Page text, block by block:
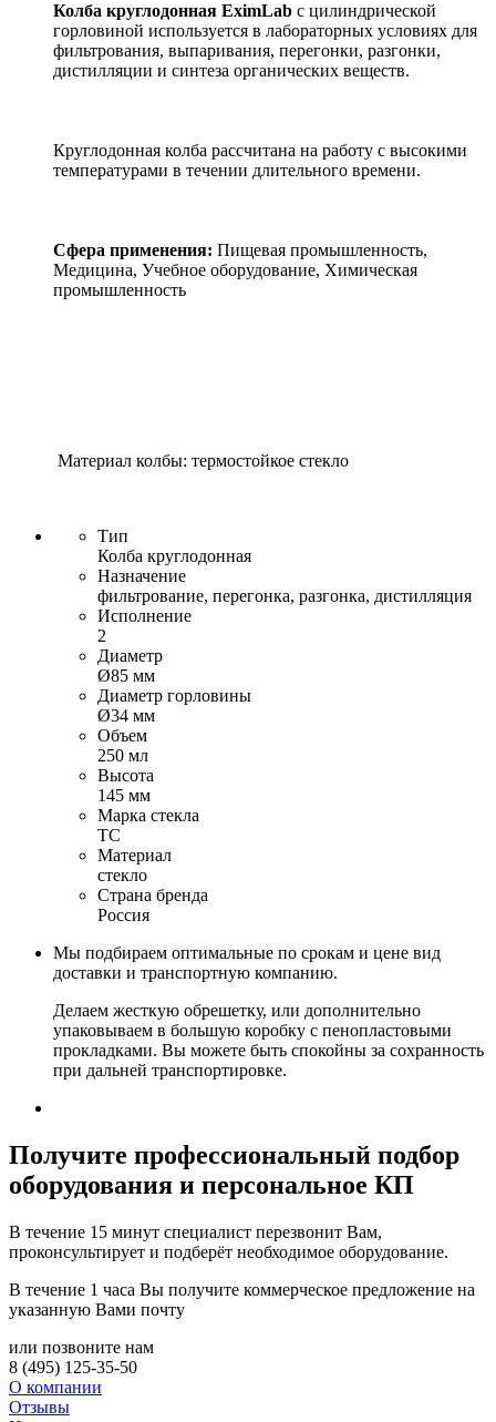
Колба круглодонная EximLab с цилиндрической
горловиной используется в лабораторных условиях для
фильтрования, выпаривания, перегонки, разгонки,
дистилляции и синтеза органических веществ.
Круглодонная колба рассчитана на работу с высокими
температурами в течении длительного времени.
Сфера применения: Пищевая промышленность,
Медицина, Учебное оборудование, Химическая
промышленность
Материал колбы: термостойкое стекло
Тип
Колба круглодонная
Назначение
фильтрование, перегонка, разгонка, дистилляция
Исполнение
2
Диаметр
Ø85 мм
Диаметр горловины
Ø34 мм
Объем
250 мл
Высота
145 мм
Марка стекла
ТС
Материал
стекло
Страна бренда
Россия
Мы подбираем оптимальные по срокам и цене вид
доставки и транспортную компанию.
Делаем жесткую обрешетку, или дополнительно
упаковываем в большую коробку с пенопластовыми
прокладками. Вы можете быть спокойны за сохранность
при дальней транспортировке.
Получите профессиональный подбор
оборудования и персональное КП
В течение 15 минут специалист перезвонит Вам,
проконсультирует и подберёт необходимое оборудование.
В течение 1 часа Вы получите коммерческое предложение на
указанную Вами почту
или позвоните нам
8 (495) 125-35-50
О компании
Отзывы